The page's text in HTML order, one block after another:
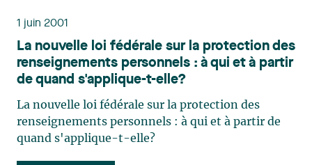
1 juin 2001
La nouvelle loi fédérale sur la protection des
renseignements personnels : à qui et à partir
de quand s'applique-t-elle?
La nouvelle loi fédérale sur la protection des
renseignements personnels : à qui et à partir de
quand s'applique-t-elle?